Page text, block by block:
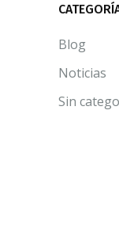
Blog
Noticias
Sin